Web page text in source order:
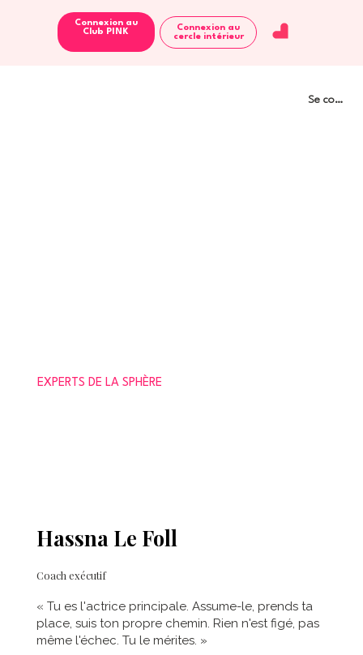
Se
Connexion au
Club PINK
Connexion au
cercle intérieur
EXPERTS DE LA SPHÈRE
Hassna Le Foll
Coach exécutif
« Tu es l'actrice principale. Assume-le, prends ta
place, suis ton propre chemin. Rien n'est figé, pas
même l'échec. Tu le mérites. »